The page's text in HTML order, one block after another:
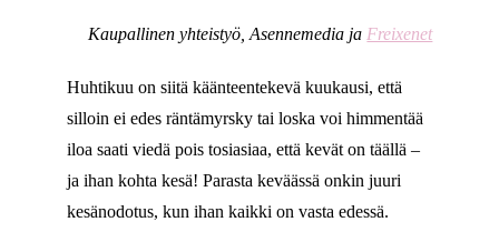
Kaupallinen yhteistyö, Asennemedia ja Freixenet
Huhtikuu on siitä käänteentekevä kuukausi, että
silloin ei edes räntämyrsky tai loska voi himmentää
iloa saati viedä pois tosiasiaa, että kevät on täällä –
ja ihan kohta kesä! Parasta keväässä onkin juuri
kesänodotus, kun ihan kaikki on vasta edessä.